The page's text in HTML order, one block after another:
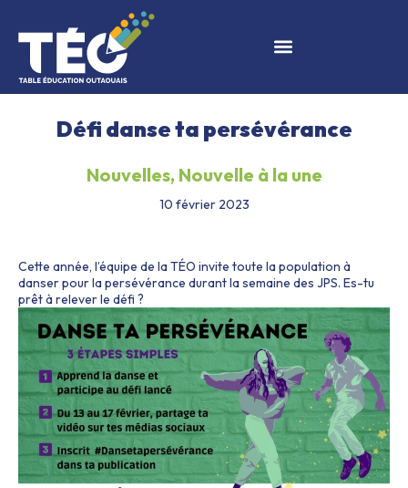
Défi danse ta persévérance
Nouvelles, Nouvelle à la une
10 février 2023
Cette année, l’équipe de la TÉO invite toute la population à
danser pour la persévérance durant la semaine des JPS. Es-tu
prêt à relever le défi ?